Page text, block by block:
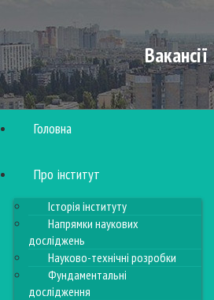
Головна
Про інститут
Історія інституту
Напрямки наукових
досліджень
Науково-технічні розробки
Фундаментальні
дослідження
Вакансії